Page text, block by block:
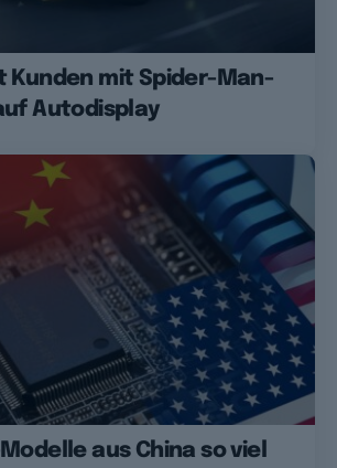
Kunden mit Spider-Man-
Autodisplay
aus China so viel